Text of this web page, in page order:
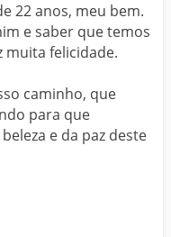
22 anos, meu bem.
e saber que temos
felicidade.
caminho, que
para que
e da paz deste